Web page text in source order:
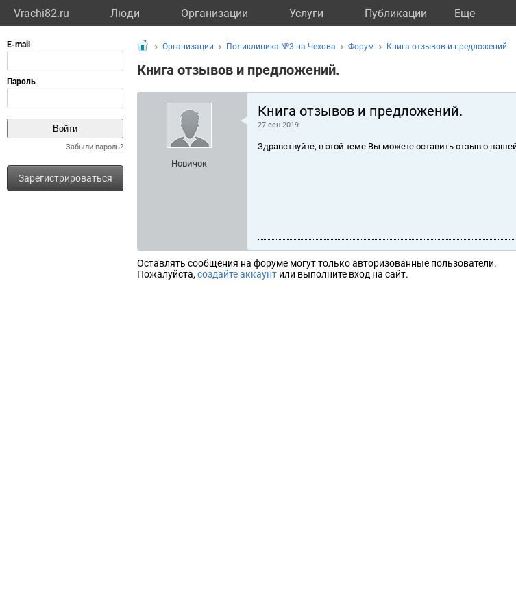
Vrachi82.ru Люди Организации Услуги Публикации Eще
Забыли пароль?
Зарегистрироваться
Организации Поликлиника №3 на Чехова Форум Книга отзывов и предложений.
Книга отзывов и предложений.
Новичок
Книга отзывов и предложений.
27 сен 2019
Здравствуйте, в этой теме Вы можете оставить отзыв о
Оставлять сообщения на форуме могут только авторизованные пользователи.
Пожалуйста, создайте аккаунт или выполните вход на сайт.